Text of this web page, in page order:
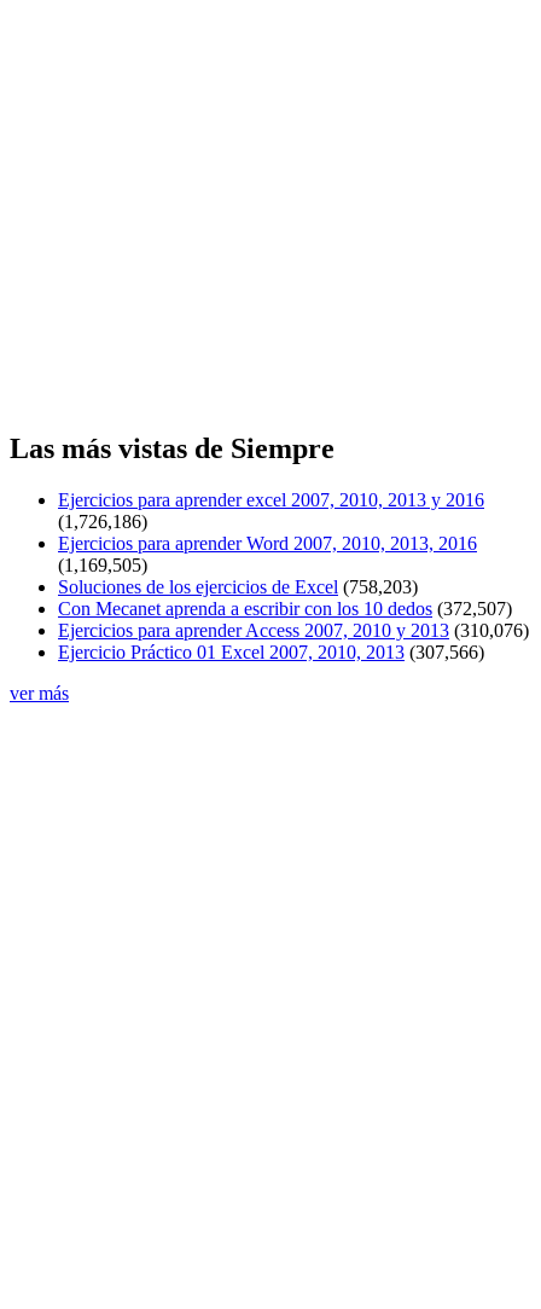
Las más vistas de Siempre
Ejercicios para aprender excel 2007, 2010, 2013 y 2016
(1,726,186)
Ejercicios para aprender Word 2007, 2010, 2013, 2016
(1,169,505)
Soluciones de los ejercicios de Excel (758,203)
Con Mecanet aprenda a escribir con los 10 dedos (372,507)
Ejercicios para aprender Access 2007, 2010 y 2013 (310,076)
Ejercicio Práctico 01 Excel 2007, 2010, 2013 (307,566)
ver más